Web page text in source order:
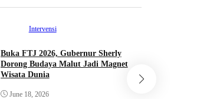
Intervensi
Buka FTJ 2026, Gubernur Sherly
Dorong Budaya Malut Jadi Magnet
Wisata Dunia
June 18, 2026